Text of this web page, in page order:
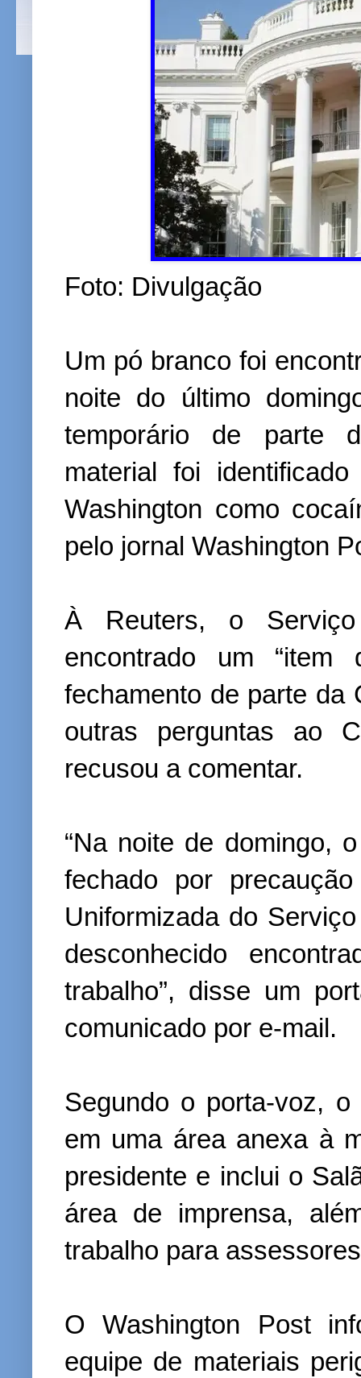
Foto: Divulgação
Um pó branco foi
noite do último
temporário de parte
material foi
Washington como
pelo jornal Washington
À Reuters, o
encontrado um “item
fechamento de parte da
outras perguntas ao
recusou a comentar.
“Na noite de domingo,
fechado por
Uniformizada do
desconhecido
trabalho”, disse um
comunicado por e-mail.
Segundo o porta-voz,
em uma área anexa à
presidente e inclui o
área de imprensa,
trabalho para
O Washington Post
equipe de materiais